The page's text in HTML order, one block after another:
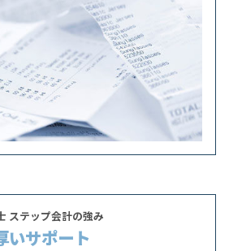
ステップ会計の強み
いサポート